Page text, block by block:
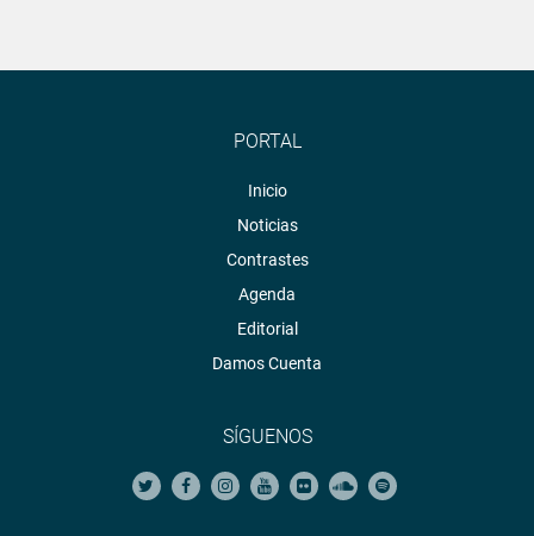
PORTAL
Inicio
Noticias
Contrastes
Agenda
Editorial
Damos Cuenta
SÍGUENOS